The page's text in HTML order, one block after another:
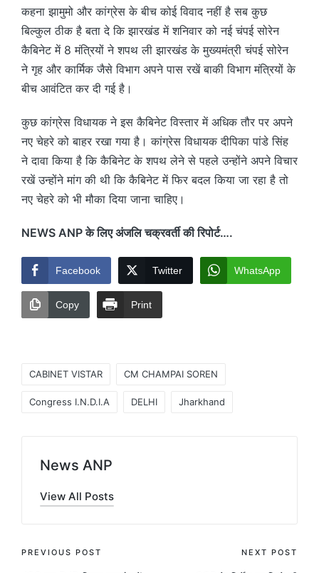
कहना झामुमो और कांग्रेस के बीच कोई विवाद नहीं है सब कुछ
बिल्कुल ठीक है बता दे कि झारखंड में शनिवार को नई चंपई सोरेन
कैबिनेट में 8 मंत्रियों ने शपथ ली झारखंड के मुख्यमंत्री चंपई सोरेन
ने गृह और कार्मिक जैसे विभाग अपने पास रखें बाकी विभाग मंत्रियों के
बीच आवंटित कर दी गई है।
कुछ कांग्रेस विधायक ने इस कैबिनेट विस्तार में अधिक तौर पर अपने
नए चेहरे को बाहर रखा गया है। कांग्रेस विधायक दीपिका पांडे सिंह
ने दावा किया है कि कैबिनेट के शपथ लेने से पहले उन्होंने अपने विचार
रखें उन्होंने मांग की थी कि कैबिनेट में फिर बदल किया जा रहा है तो
नए चेहरे को भी मौका दिया जाना चाहिए।
NEWS ANP के लिए अंजलि चक्रवर्ती की रिपोर्ट….
Facebook Twitter WhatsApp
Copy Print
CABINET VISTAR CM CHAMPAI SOREN
Congress I.N.D.I.A DELHI Jharkhand
News ANP
View All Posts
Post
PREVIOUS POST NEXT POST